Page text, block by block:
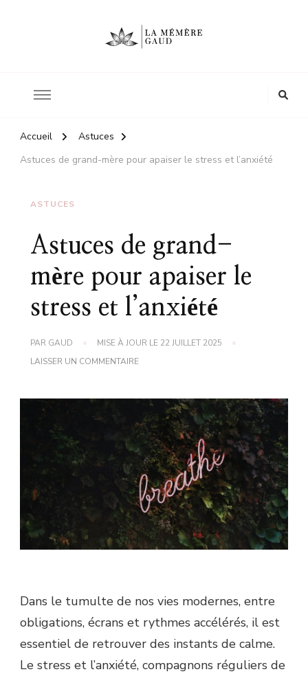
Accueil
Astuces
Astuces de grand-mère pour apaiser le stress et l’anxiété
ASTUCES
Astuces de grand-
mère pour apaiser le
stress et l’anxiété
PAR GAUD MISE À JOUR LE 22 JUILLET 2025
LAISSER UN COMMENTAIRESUR
GRAND-
MÈRE
POUR
APAISER
LE
STRESS
ET
L’ANXIÉTÉ
Dans le tumulte de nos vies modernes, entre
obligations, écrans et rythmes accélérés, il est
essentiel de retrouver des instants de calme.
Le stress et l’anxiété, compagnons réguliers de